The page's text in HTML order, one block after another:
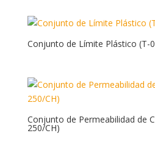
Conjunto de Límite Plástico (T-
Conjunto de Permeabilidad de
250/CH)